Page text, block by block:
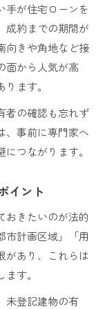
手が住宅ローンを
成約までの期間が
向きや角地など接
面から人気が高
ます。
者の確認も忘れず
、事前に専門家へ
つながります。
イント
おきたいのが法的
市計画区域」「用
があり、これらは
す。
未登記建物の有